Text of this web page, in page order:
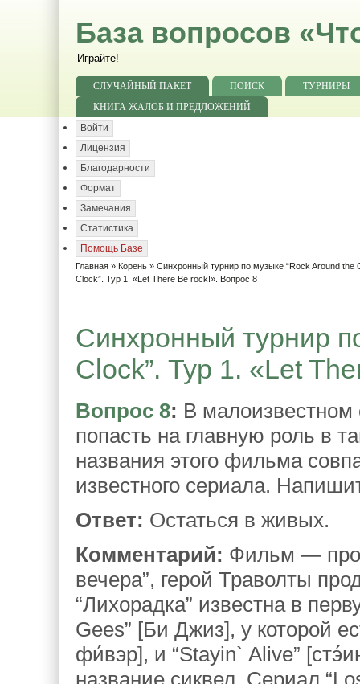
База вопросов
Играйте!
СЛУЧАЙНЫЙ ПАКЕТ ПОИСК
ТУРНИРЫ
КНИГА ЖАЛОБ И ПРЕДЛОЖЕНИЙ
Войти
Лицензия
Благодарности
Формат
Замечания
Статистика
Помощь Базе
Главная » Корень » Синхронный турнир по музыке “Rock Around the
Clock”. Тур 1. «Let There Be rock!». Вопрос 8
Синхронный турнир
Clock”. Тур 1. «Let
Вопрос 8: В малоизвестном
попасть на главную роль в
названия этого фильма
известного сериала.
Ответ: Остаться в живых.
Комментарий: Фильм —
вечера”, герой Траволты
“Лихорадка” известна в
Gees” [Би Джиз], у которой
фи́вэр], и “Stayin` Alive”
название сиквел. Сериал